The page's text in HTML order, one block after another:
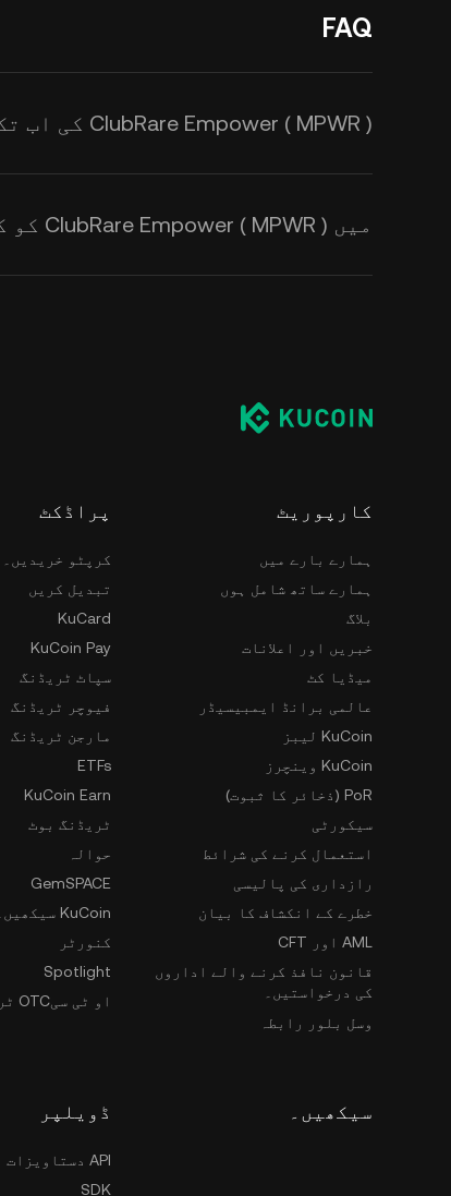
FAQ
ClubRare Empower ( MPWR ) کی اب تک کی بلند ترین قیمت کیا ہے؟
میں ClubRare Empower ( MPWR ) کو کیسے اسٹور کروں؟
کارپوریٹ
ہمارے بارے میں
ہمارے ساتھ شامل ہوں
بلاگ
خبریں اور اعلانات
میڈیا کٹ
عالمی برانڈ ایمبیسیڈر
KuCoin لیبز
KuCoin وینچرز
PoR (ذخائر کا ثبوت)
سیکورٹی
استعمال کرنے کی شرائط
رازداری کی پالیسی
خطرے کے انکشاف کا بیان
AML اور CFT
قانون نافذ کرنے والے اداروں
کی درخواستیں۔
وسل بلور رابطہ
پراڈکٹ
کرپٹو خریدیں۔
تبدیل کریں
KuCard
KuCoin Pay
سپاٹ ٹریڈنگ
فیوچر ٹریڈنگ
مارجن ٹریڈنگ
ETFs
KuCoin Earn
ٹریڈنگ بوٹ
حوالہ
GemSPACE
KuCoin سیکھیں۔
کنورٹر
Spotlight
او ٹی سیOTC ٹریڈنگ
سیکھیں۔ ڈویلپر
API دستاویزات
SDK